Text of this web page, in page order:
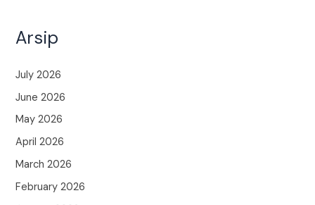
Arsip
July 2026
June 2026
May 2026
April 2026
March 2026
February 2026